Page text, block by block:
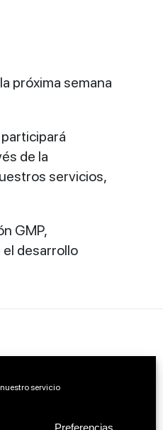
servicio
Preferencias
próxima semana
de la
servicios,
GMP,
el desarrollo